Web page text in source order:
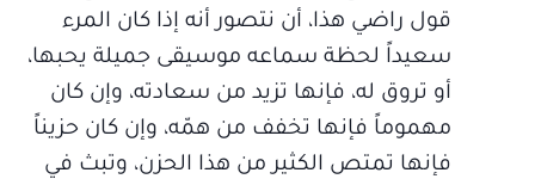
قول راضي هذا، أن نتصور أنه إذا كان المرء
سعيداً لحظة سماعه موسيقى جميلة يحبها،
أو تروق له، فإنها تزيد من سعادته، وإن كان
مهموماً فإنها تخفف من همّه، وإن كان حزيناً
فإنها تمتص الكثير من هذا الحزن، وتبث في